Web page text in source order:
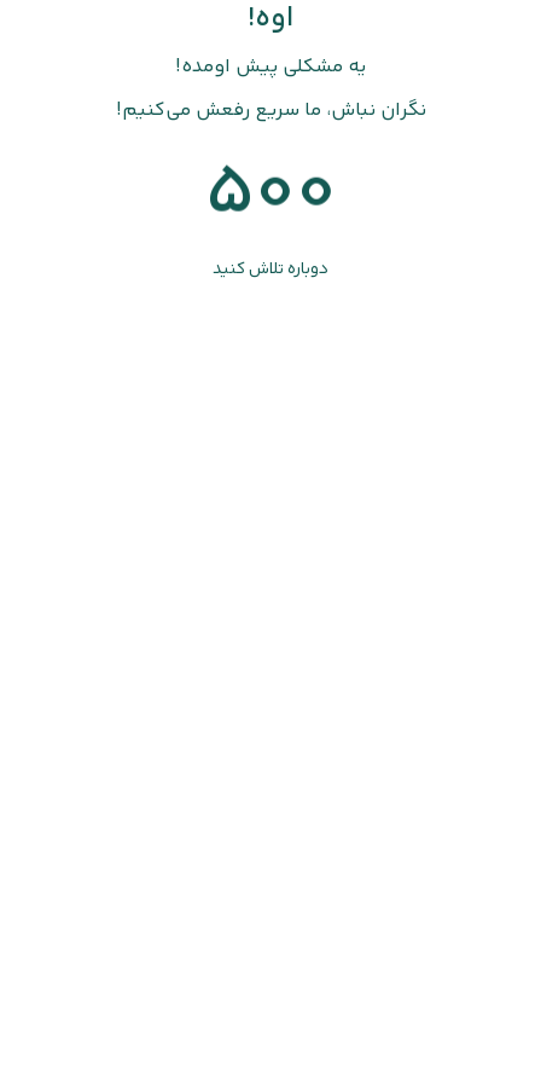
اوه!
یه مشکلی پیش اومده!
نگران نباش، ما سریع رفعش می‌کنیم!
500
دوباره تلاش کنید